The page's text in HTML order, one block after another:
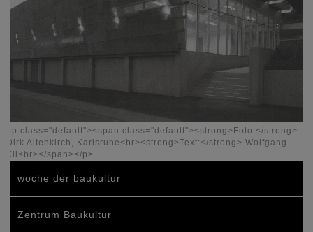
<p class="default"><span class="default"><strong>Foto:</strong>
Dirk Altenkirch, Karlsruhe<br><strong>Text:</strong> Wolfgang
Kil<br></span></p>
woche der baukultur
Zentrum Baukultur